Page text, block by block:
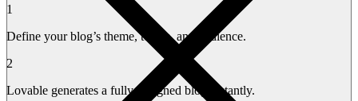
1
Define your blog’s theme, topics, and audience.
2
Lovable generates a fully designed blog instantly.